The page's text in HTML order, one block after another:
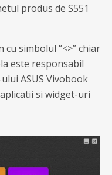
produs de S551
simbolul “<>” chiar
este responsabil
ASUS Vivobook
si widget-uri